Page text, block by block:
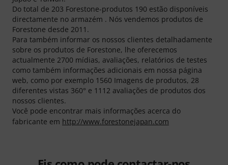
Do total de 203 Forestone-produtos 190 estão disponíveis
directamente no armazém . Nós vendemos produtos de
Forestone desde 2011.
Para também informar os nossos clientes detalhadamente
sobre os produtos de Forestone, lhe oferecemos
actualmente 2700 mídias, avaliações, relatórios de testes
como também informações adicionais em nossa página
web, como por exemplo 1560 Imagens de produtos, 28
diferentes vistas 360° e 1112 avaliações de produtos dos
nossos clientes.
Você pode encontrar mais informações acerca do
fabricante em http://www.forestonejapan.com